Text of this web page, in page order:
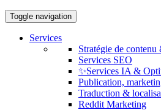
Toggle navigation
Services
Stratégie de
Services SEO
✨Services IA &
Publication,
Traduction &
Reddit Marketing